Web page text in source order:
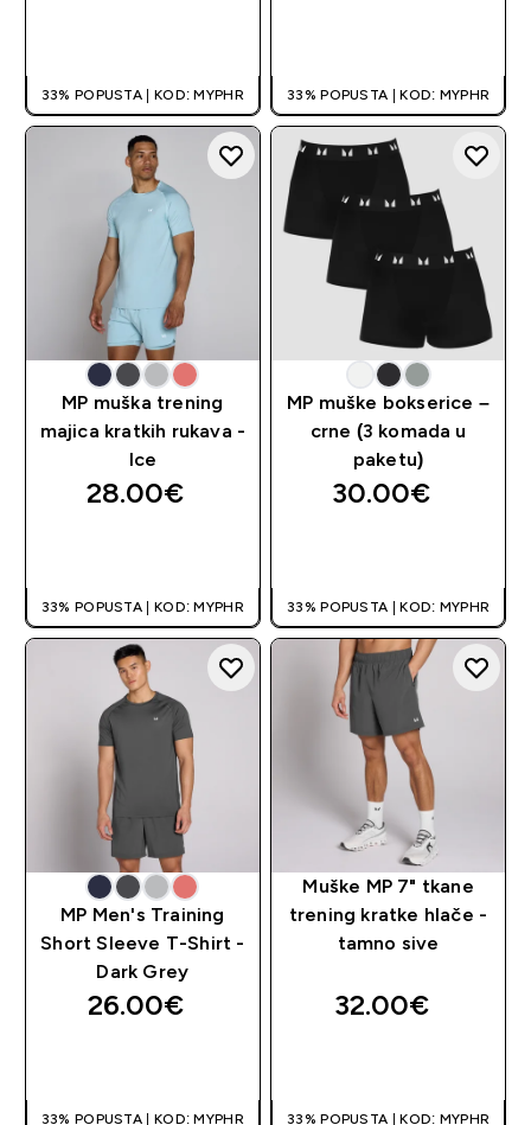
33% POPUSTA | KOD: MYPHR 33% POPUSTA | KOD: MYPHR
MP muška trening
majica kratkih rukava -
Ice
28.00€‎
33% POPUSTA | KOD: MYPHR
MP muške bokserice –
crne (3 komada u
paketu)
30.00€‎
33% POPUSTA | KOD: MYPHR
MP Men's Training
Short Sleeve T-Shirt -
Dark Grey
26.00€‎
33% POPUSTA | KOD: MYPHR
Muške MP 7" tkane
trening kratke hlače -
tamno sive
32.00€‎
33% POPUSTA | KOD: MYPHR